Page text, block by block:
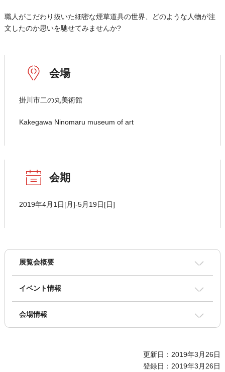
職人がこだわり抜いた細密な煙草道具の世界、どのような人物が注
文したのか思いを馳せてみませんか?
会場
掛川市二の丸美術館
Kakegawa Ninomaru museum of art
会期
2019年4月1日[月]-5月19日[日]
展覧会概要
イベント情報
会場情報
更新日：2019年3月26日
登録日：2019年3月26日